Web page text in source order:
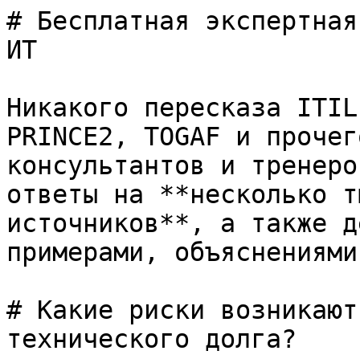
# Бесплатная
ИТ
Никакого пересказа
PRINCE2, TOGAF и
консультантов и
ответы на **несколько
источников**, а также
примерами,
# Какие риски
технического долга?